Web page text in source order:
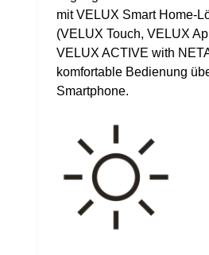
mit VELUX Smart Home-
(VELUX Touch, VELUX
VELUX ACTIVE with
komfortable Bedienung
Smartphone.